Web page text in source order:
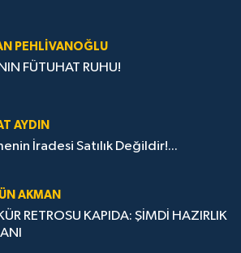
PEHLIVANOĞLU
FÜTUHAT RUHU!
AYDIN
İradesi Satılık Değildir!...
AKMAN
RETROSU KAPIDA: ŞİMDİ HAZIRLIK